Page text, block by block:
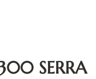
SERRA